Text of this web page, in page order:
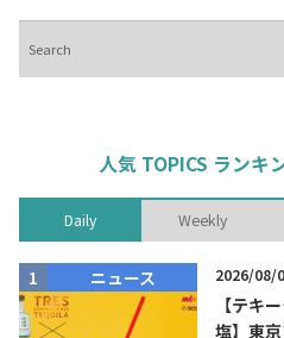
索
人気 TOPICS ランキ
Daily Weekly
ニュース 2026/08/
【テキ
塩】東